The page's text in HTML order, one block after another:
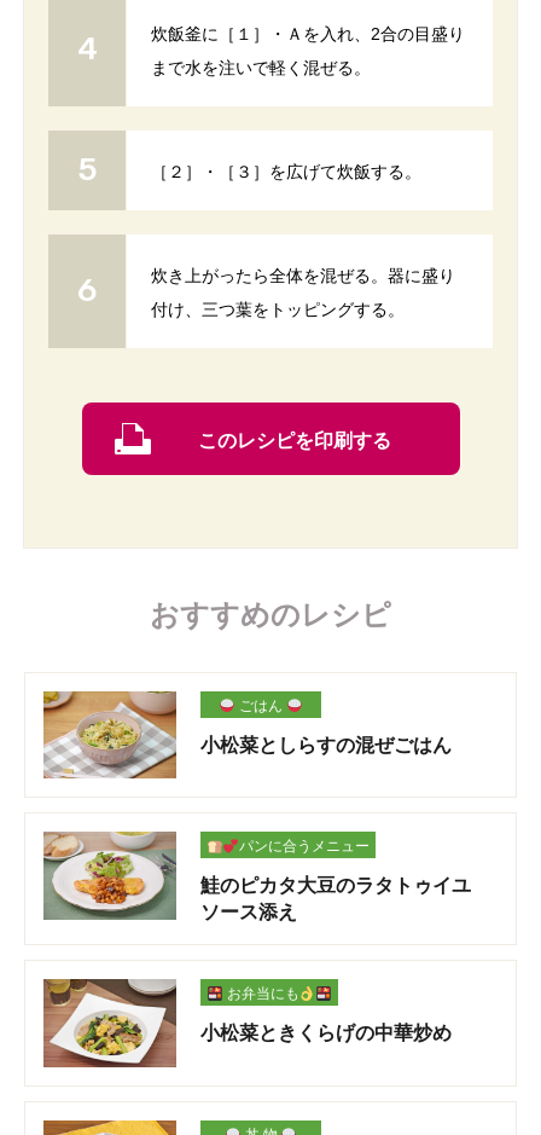
炊飯釜に［１］・Ａを入れ、2合の目盛り
まで水を注いで軽く混ぜる。
［２］・［３］を広げて炊飯する。
炊き上がったら全体を混ぜる。器に盛り
付け、三つ葉をトッピングする。
このレシピを印刷する
おすすめのレシピ
ごはん
小松菜としらすの混ぜごはん
パンに合うメニュー
鮭のピカタ大豆のラタトゥイユ
ソース添え
お弁当にも
小松菜ときくらげの中華炒め